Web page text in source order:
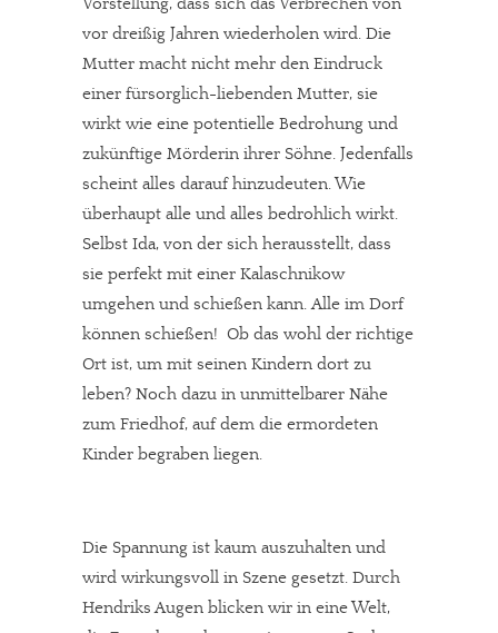
Vorstellung, dass sich das Verbrechen von
vor dreißig Jahren wiederholen wird. Die
Mutter macht nicht mehr den Eindruck
einer fürsorglich-liebenden Mutter, sie
wirkt wie eine potentielle Bedrohung und
zukünftige Mörderin ihrer Söhne. Jedenfalls
scheint alles darauf hinzudeuten. Wie
überhaupt alle und alles bedrohlich wirkt.
Selbst Ida, von der sich herausstellt, dass
sie perfekt mit einer Kalaschnikow
umgehen und schießen kann. Alle im Dorf
können schießen! Ob das wohl der richtige
Ort ist, um mit seinen Kindern dort zu
leben? Noch dazu in unmittelbarer Nähe
zum Friedhof, auf dem die ermordeten
Kinder begraben liegen.
Die Spannung ist kaum auszuhalten und
wird wirkungsvoll in Szene gesetzt. Durch
Hendriks Augen blicken wir in eine Welt,